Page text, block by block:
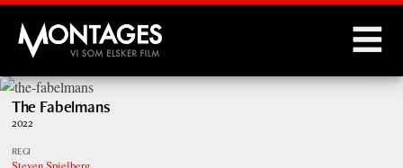
Montages
The Fabelmans
2022
REGI